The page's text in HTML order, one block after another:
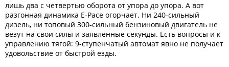
лишь два с четвертью оборота от упора до упора. А вот
разгонная динамика E-Pace огорчает. Ни 240-сильный
дизель, ни топовый 300-сильный бензиновый двигатель не
везут на свои силы и заявленные секунды. Есть вопросы и к
управлению тягой: 9-ступенчатый автомат явно не получает
удовольствие от быстрой езды.